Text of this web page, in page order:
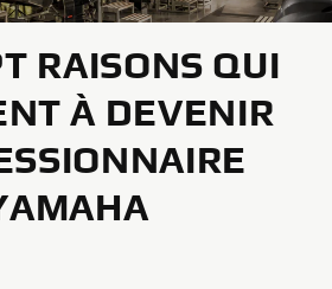
RAISONS QUI
À DEVENIR